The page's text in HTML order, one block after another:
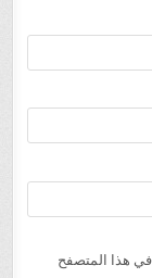
في هذا المتصفح